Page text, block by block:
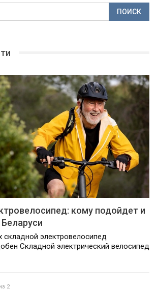
кому подойдет и
складной электровелосипед
Складной электрический велосипед
2